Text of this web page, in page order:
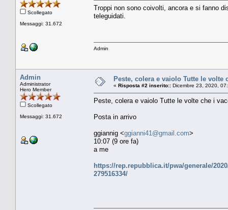
Scollegato
Messaggi: 31.672
Troppi non sono coivolti, ancora e si fanno
teleguidati.
Admin
Admin
Administrator
Hero Member
Scollegato
Messaggi: 31.672
Peste, colera e vaiolo Tutte le
« Risposta #2 inserito:: Dicembre 23, 2020,
Peste, colera e vaiolo Tutte le volte che i
Posta in arrivo
ggiannig <ggianni41@gmail.com>
10:07 (9 ore fa)
a me
https://rep.repubblica.it/pwa/generale/
279516334/